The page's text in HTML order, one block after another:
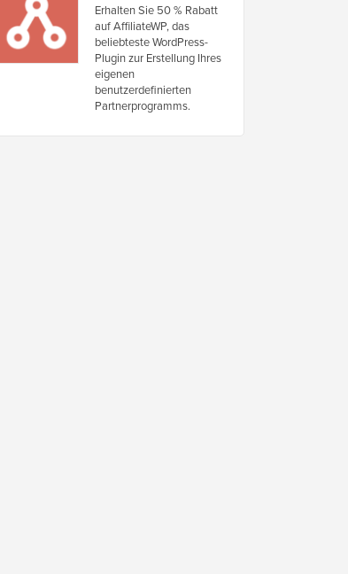
Erhalten Sie 50 % Rabatt
auf AffiliateWP, das
beliebteste WordPress-
Plugin zur Erstellung Ihres
eigenen
benutzerdefinierten
Partnerprogramms.